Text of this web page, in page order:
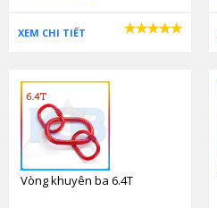
XEM CHI TIẾT
Vòng khuyên ba 6.4T